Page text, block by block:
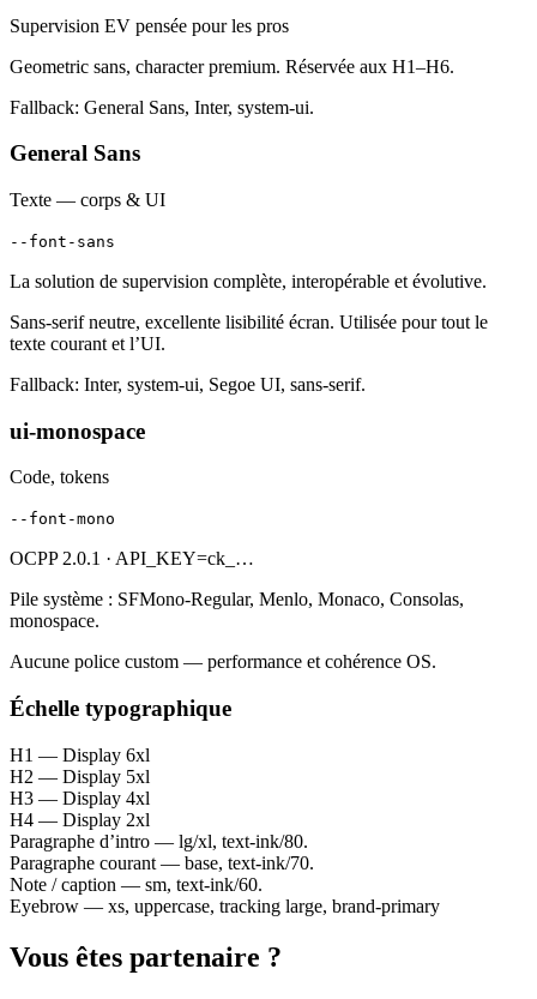
Supervision EV pensée pour les pros
Geometric sans, character premium. Réservée aux H1–H6.
Fallback: General Sans, Inter, system-ui.
General Sans
Texte — corps & UI
--font-sans
La solution de supervision complète, interopérable et évolutive.
Sans-serif neutre, excellente lisibilité écran. Utilisée pour tout le
texte courant et l’UI.
Fallback: Inter, system-ui, Segoe UI, sans-serif.
ui-monospace
Code, tokens
--font-mono
OCPP 2.0.1 · API_KEY=ck_…
Pile système : SFMono-Regular, Menlo, Monaco, Consolas,
monospace.
Aucune police custom — performance et cohérence OS.
Échelle typographique
H1 — Display 6xl
H2 — Display 5xl
H3 — Display 4xl
H4 — Display 2xl
Paragraphe d’intro — lg/xl, text-ink/80.
Paragraphe courant — base, text-ink/70.
Note / caption — sm, text-ink/60.
Eyebrow — xs, uppercase, tracking large, brand-primary
Vous êtes partenaire ?